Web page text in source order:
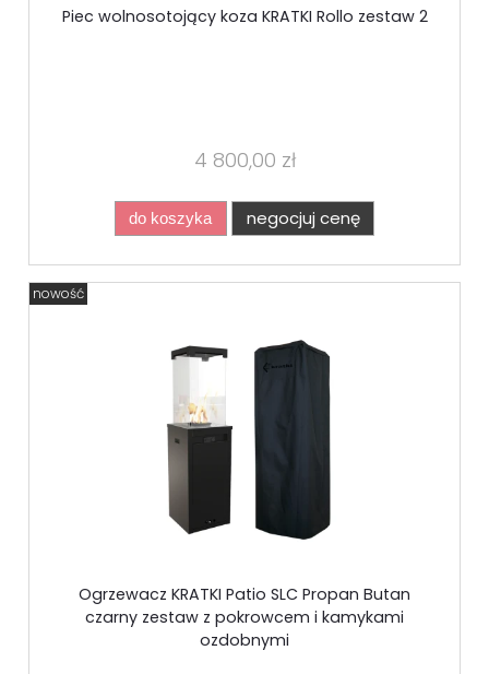
Piec wolnosotojący koza KRATKI Rollo zestaw 2
4 800,00 zł
do koszyka negocjuj cenę
Ogrzewacz KRATKI Patio SLC Propan Butan
czarny zestaw z pokrowcem i kamykami
ozdobnymi
nowość